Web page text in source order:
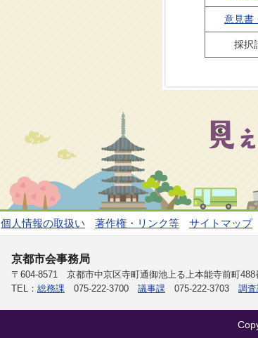
意見書
採択
個人情報の取扱い 著作権・リンク等 サイトマップ
京都市会事務局
〒604-8571 京都市中京区寺町通御池上る上本能寺前町488
TEL： 総務課 075-222-3700 議事課 075-222-3703 調